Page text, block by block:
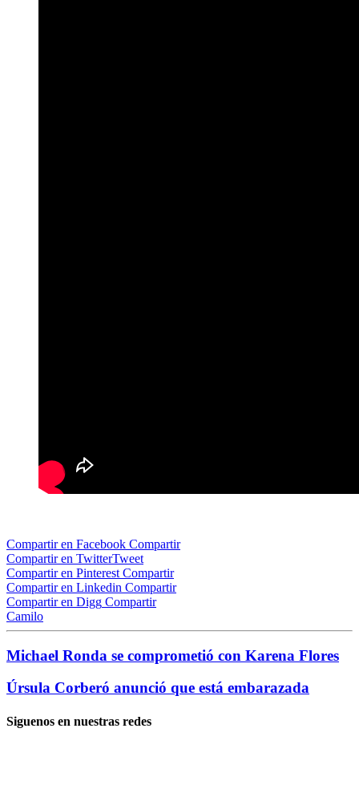
Compartir en Facebook Compartir
Compartir en TwitterTweet
Compartir en Pinterest Compartir
Compartir en Linkedin Compartir
Compartir en Digg Compartir
Camilo
Michael Ronda se comprometió con Karena Flores
Úrsula Corberó anunció que está embarazada
Siguenos en nuestras redes